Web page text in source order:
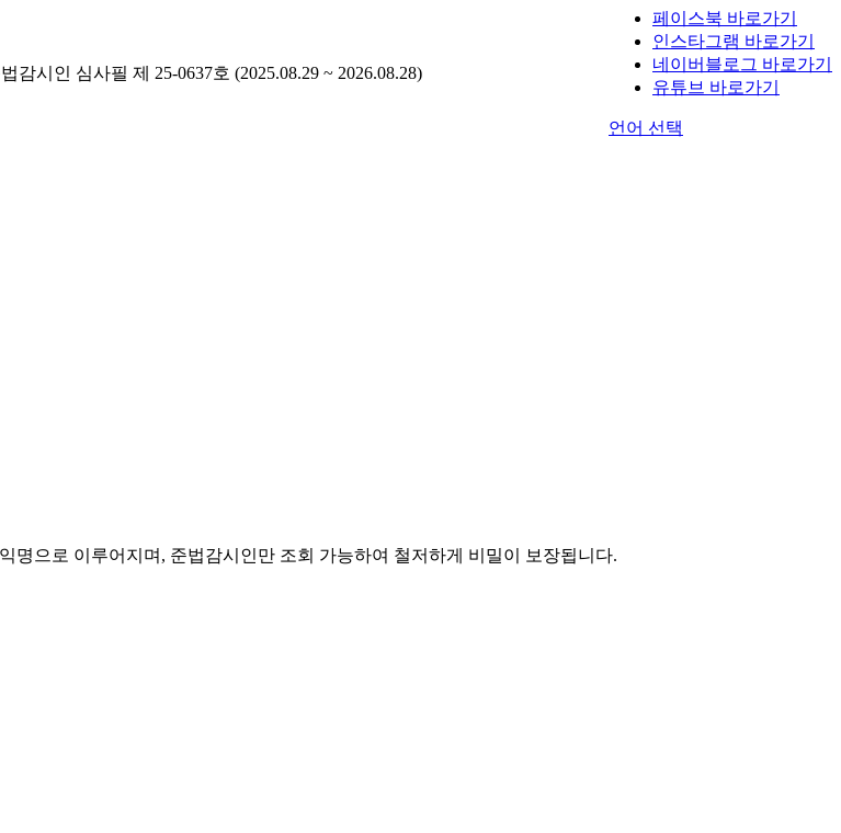
감시인 심사필 제 25-0637호 (2025.08.29 ~ 2026.08.28)
페이스북 바로가기
인스타그램 바로가기
네이버블로그 바로가기
유튜브 바로가기
언어 선택
으로 이루어지며, 준법감시인만 조회 가능하여 철저하게 비밀이 보장됩니다.